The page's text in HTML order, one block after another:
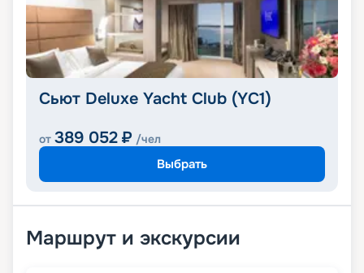
Сьют Deluxe Yacht Club (YC1)
от 389 052 ₽ /чел
Выбрать
Маршрут и экскурсии